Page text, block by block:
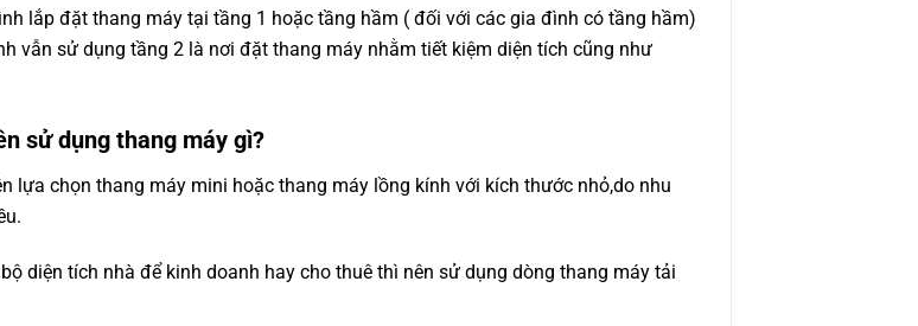
lắp đặt thang máy tại tầng 1 hoặc tầng hầm ( đối với các gia đình có tầng hầm)
vẫn sử dụng tầng 2 là nơi đặt thang máy nhằm tiết kiệm diện tích cũng như
sử dụng thang máy gì?
lựa chọn thang máy mini hoặc thang máy lồng kính với kích thước nhỏ,do nhu
diện tích nhà để kinh doanh hay cho thuê thì nên sử dụng dòng thang máy tải